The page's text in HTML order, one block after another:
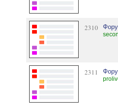
2310
2311